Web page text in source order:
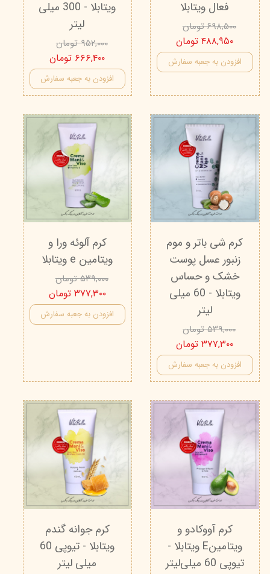
فعال ویتابلا
۶۹۸,۵۰۰ تومان
۴۸۸,۹۵۰ تومان
افزودن به جعبه سفارش
ویتابلا - 300 میلی
لیتر
۹۵۲,۰۰۰ تومان
۶۶۶,۴۰۰ تومان
افزودن به جعبه سفارش
کرم شی باتر و موم
زنبور عسل پوست
خشک و حساس
ویتابلا - 60 میلی
لیتر
۵۳۹,۰۰۰ تومان
۳۷۷,۳۰۰ تومان
افزودن به جعبه سفارش
کرم آلوئه ورا و
ویتامین e ویتابلا
۵۳۹,۰۰۰ تومان
۳۷۷,۳۰۰ تومان
افزودن به جعبه سفارش
کرم آووکادو و
ویتامینE ویتابلا -
تیوپی 60 میلی‌لیتر
کرم جوانه گندم
ویتابلا - تیوپی 60
میلی‌ لیتر